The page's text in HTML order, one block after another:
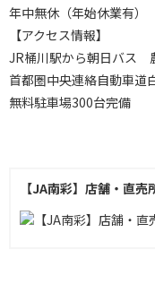
年中無休（年始休業有）
【アクセス情報】
JR桶川駅から朝日バス
首都圏中央連絡自動車
無料駐車場300台完備
【JA南彩】店舗・直売